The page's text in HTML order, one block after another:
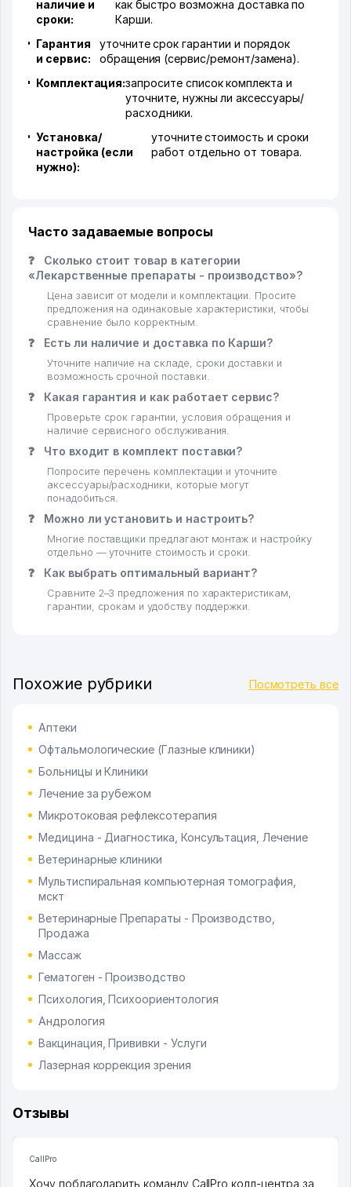
наличие и
сроки:
как быстро возможна доставка по
Карши.
Гарантия
и сервис:
уточните срок гарантии и порядок
обращения (сервис/ремонт/замена).
Комплектация:запросите список комплекта и
уточните, нужны ли аксессуары/
расходники.
Установка/
настройка (если
нужно):
уточните стоимость и сроки
работ отдельно от товара.
Часто задаваемые вопросы
❓
Сколько стоит товар в категории
«Лекарственные препараты - производство»?
Цена зависит от модели и комплектации. Просите
предложения на одинаковые характеристики, чтобы
сравнение было корректным.
❓ Есть ли наличие и доставка по Карши?
Уточните наличие на складе, сроки доставки и
возможность срочной поставки.
❓ Какая гарантия и как работает сервис?
Проверьте срок гарантии, условия обращения и
наличие сервисного обслуживания.
❓ Что входит в комплект поставки?
Попросите перечень комплектации и уточните
аксессуары/расходники, которые могут
понадобиться.
❓ Можно ли установить и настроить?
Многие поставщики предлагают монтаж и настройку
отдельно — уточните стоимость и сроки.
❓ Как выбрать оптимальный вариант?
Сравните 2–3 предложения по характеристикам,
гарантии, срокам и удобству поддержки.
Похожие рубрики Посмотреть все
Аптеки
Офтальмологические (Глазные клиники)
Больницы и Клиники
Лечение за рубежом
Микротоковая рефлексотерапия
Медицина - Диагностика, Консультация, Лечение
Ветеринарные клиники
Мультиспиральная компьютерная томография,
мскт
Ветеринарные Препараты - Производство,
Продажа
Массаж
Гематоген - Производство
Психология, Психоориентология
Андрология
Вакцинация, Прививки - Услуги
Лазерная коррекция зрения
Отзывы
CallPro
Хочу поблагодарить команду CallPro колл-центра за